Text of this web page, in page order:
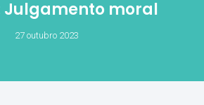
Julgamento moral
27 outubro 2023